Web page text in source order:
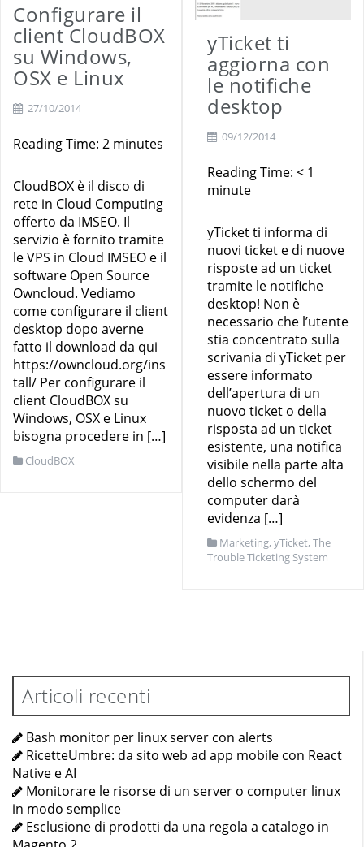
yTicket ti
aggiorna con
le notifiche
desktop
09/12/2014
Reading Time: < 1
minute
yTicket ti informa di
nuovi ticket e di nuove
risposte ad un ticket
tramite le notifiche
desktop! Non è
necessario che l’utente
stia concentrato sulla
scrivania di yTicket per
essere informato
dell’apertura di un
nuovo ticket o della
risposta ad un ticket
esistente, una notifica
visibile nella parte alta
dello schermo del
computer darà
evidenza […]
Marketing, yTicket, The
Trouble Ticketing System
Configurare il
client CloudBOX
su Windows,
OSX e Linux
27/10/2014
Reading Time: 2 minutes
CloudBOX è il disco di
rete in Cloud Computing
offerto da IMSEO. Il
servizio è fornito tramite
le VPS in Cloud IMSEO e il
software Open Source
Owncloud. Vediamo
come configurare il client
desktop dopo averne
fatto il download da qui
https://owncloud.org/ins
tall/ Per configurare il
client CloudBOX su
Windows, OSX e Linux
bisogna procedere in […]
CloudBOX
Articoli recenti
Bash monitor per linux server con alerts
RicetteUmbre: da sito web ad app mobile con React
Native e AI
Monitorare le risorse di un server o computer linux
in modo semplice
Esclusione di prodotti da una regola a catalogo in